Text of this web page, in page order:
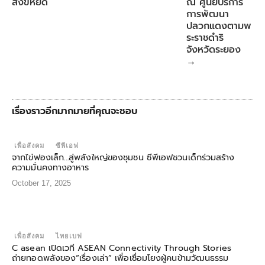
การพัฒนา
ปลวกแดงตามพ
ระราชดำริ
จังหวัดระยอง
→
เรื่องราวอีกมากมายที่คุณจะชอบ
เพื่อสังคม ซีพีเอฟ
จากไข่ฟองเล็ก…สู่พลังใหญ่ของชุมชน ซีพีเอฟชวนเด็กร่วมสร้าง
ความมั่นคงทางอาหาร
October 17, 2025
เพื่อสังคม ไทยเบฟ
C asean เปิดเวที ASEAN Connectivity Through Stories
ถ่ายทอดพลังของ“เรื่องเล่า” เพื่อเชื่อมโยงผู้คนข้ามวัฒนธรรม